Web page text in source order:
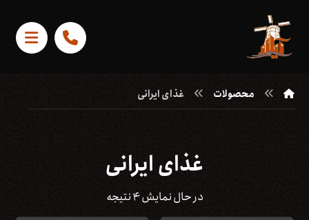
محصولات غذای ایرانی
غذای ایرانی
در حال نمایش ۴ نتیجه